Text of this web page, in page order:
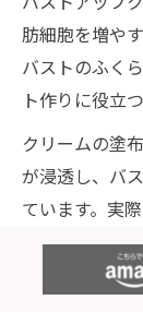
肪細胞を増や
バストのふく
ト作りに役立
クリームの塗
が浸透し、バ
ています。実
す」といった
に対する期待